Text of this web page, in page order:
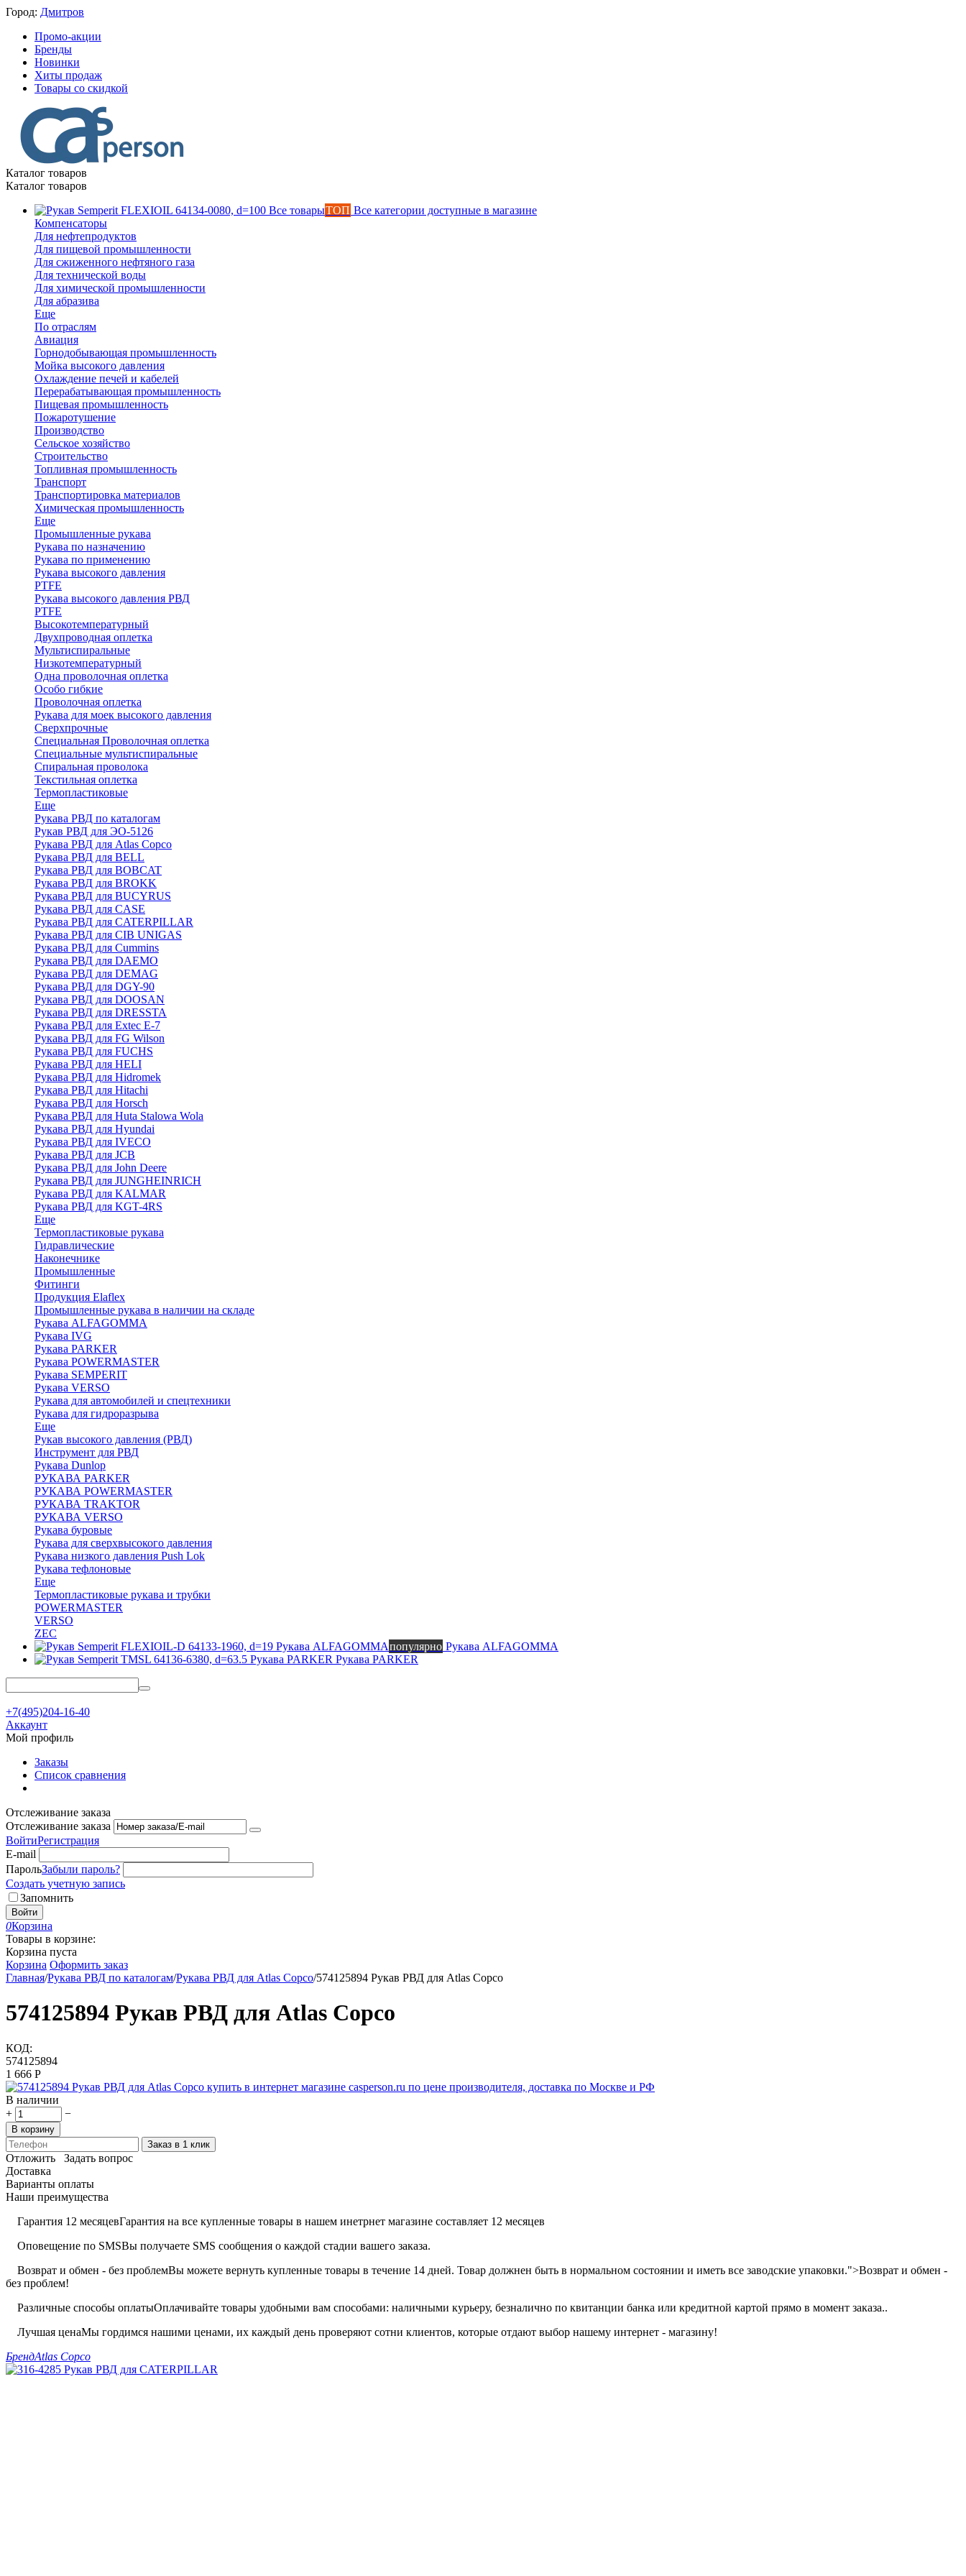
Город: Дмитров
Промо-акции
Бренды
Новинки
Хиты продаж
Товары со скидкой
Каталог товаров
Каталог товаров
Все товарыТОП Все категории доступные в магазине
Компенсаторы
Для нефтепродуктов
Для пищевой промышленности
Для сжиженного нефтяного газа
Для технической воды
Для химической промышленности
Для абразива
Еще
По отраслям
Авиация
Горнодобывающая промышленность
Мойка высокого давления
Охлаждение печей и кабелей
Перерабатывающая промышленность
Пищевая промышленность
Пожаротушение
Производство
Сельское хозяйство
Строительство
Топливная промышленность
Транспорт
Транспортировка материалов
Химическая промышленность
Еще
Промышленные рукава
Рукава по назначению
Рукава по применению
Рукава высокого давления
PTFE
Рукава высокого давления РВД
PTFE
Высокотемпературный
Двухпроводная оплетка
Мультиспиральные
Низкотемпературный
Одна проволочная оплетка
Особо гибкие
Проволочная оплетка
Рукава для моек высокого давления
Сверхпрочные
Специальная Проволочная оплетка
Специальные мультиспиральные
Спиральная проволока
Текстильная оплетка
Термопластиковые
Еще
Рукава РВД по каталогам
Рукав РВД для ЭО-5126
Рукава РВД для Atlas Copco
Рукава РВД для BELL
Рукава РВД для BOBCAT
Рукава РВД для BROKK
Рукава РВД для BUCYRUS
Рукава РВД для CASE
Рукава РВД для CATERPILLAR
Рукава РВД для CIB UNIGAS
Рукава РВД для Cummins
Рукава РВД для DAEMO
Рукава РВД для DEMAG
Рукава РВД для DGY-90
Рукава РВД для DOOSAN
Рукава РВД для DRESSTA
Рукава РВД для Extec E-7
Рукава РВД для FG Wilson
Рукава РВД для FUCHS
Рукава РВД для HELI
Рукава РВД для Hidromek
Рукава РВД для Hitachi
Рукава РВД для Horsch
Рукава РВД для Huta Stalowa Wola
Рукава РВД для Hyundai
Рукава РВД для IVECO
Рукава РВД для JCB
Рукава РВД для John Deere
Рукава РВД для JUNGHEINRICH
Рукава РВД для KALMAR
Рукава РВД для KGT-4RS
Еще
Термопластиковые рукава
Гидравлические
Наконечнике
Промышленные
Фитинги
Продукция Elaflex
Промышленные рукава в наличии на складе
Рукава ALFAGOMMA
Рукава IVG
Рукава PARKER
Рукава POWERMASTER
Рукава SEMPERIT
Рукава VERSO
Рукава для автомобилей и спецтехники
Рукава для гидроразрыва
Еще
Рукав высокого давления (РВД)
Инструмент для РВД
Рукава Dunlop
РУКАВА PARKER
РУКАВА POWERMASTER
РУКАВА TRAKTOR
РУКАВА VERSO
Рукава буровые
Рукава для сверхвысокого давления
Рукава низкого давления Push Lok
Рукава тефлоновые
Еще
Термопластиковые рукава и трубки
POWERMASTER
VERSO
ZEC
Рукава ALFAGOMMAпопулярно Рукава ALFAGOMMA
Рукава PARKER Рукава PARKER
+7(495)204-16-40
Аккаунт
Мой профиль
Заказы
Список сравнения
Отслеживание заказа
Отслеживание заказа
ВойтиРегистрация
E-mail
ПарольЗабыли пароль?
Создать учетную запись
Запомнить
Войти
0Корзина
Товары в корзине:
Корзина пуста
Корзина Оформить заказ
Главная/Рукава РВД по каталогам/Рукава РВД для Atlas Copco/574125894 Рукав РВД для Atlas Copco
574125894 Рукав РВД для Atlas Copco
КОД:
574125894
1 666 Р
В наличии
+
−
В корзину
Заказ в 1 клик
Отложить
Задать вопрос
Доставка
Варианты оплаты
Наши преимущества
Гарантия 12 месяцевГарантия на все купленные товары в нашем инетрнет магазине составляет 12 месяцев
Оповещение по SMSВы получаете SMS сообщения о каждой стадии вашего заказа.
Возврат и обмен - без проблемВы можете вернуть купленные товары в течение 14 дней. Товар должнен быть в нормальном состоянии и иметь все заводские упаковки.">Возврат и обмен -
без проблем!
Различные способы оплатыОплачивайте товары удобными вам способами: наличными курьеру, безналично по квитанции банка или кредитной картой прямо в момент заказа..
Лучшая ценаМы гордимся нашими ценами, их каждый день проверяют сотни клиентов, которые отдают выбор нашему интернет - магазину!
БрендAtlas Copco